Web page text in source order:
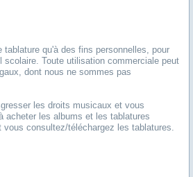
qu'à des fins personnelles, pour
scolaire. Toute utilisation commerciale peut
dont nous ne sommes pas
les droits musicaux et vous
acheter les albums et les tablatures
consultez/téléchargez les tablatures.